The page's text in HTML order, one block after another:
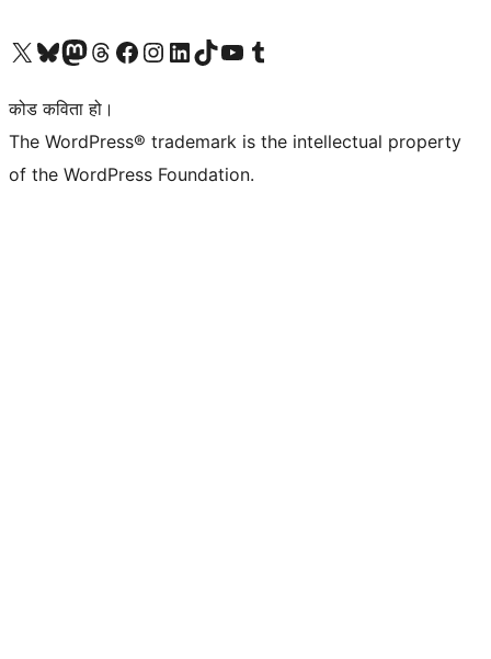
हाम्रो X (पहिले ट्विटर) खातामा जानुहोस्
हाम्रो Bluesky खाता भ्रमण गर्नुहोस्
हाम्रो म्यास्टोडन खाता भ्रमण गर्नुहोस्
हाम्रो थ्रेड्स खातामा जानुहोस्
हाम्रो फेसबुक पेजमा जानुहोस्
हाम्रो इन्स्टाग्राम खातामा जानुहोस्
हाम्रो लिङ्क्डइन खातामा जानुहोस्
हाम्रो TikTok खाता भ्रमण गर्नुहोस्
हाम्रो युट्युब च्यानलमा जानुहोस्
हाम्रो टम्बलर खाता भ्रमण गर्नुहोस्
कोड कविता हो।
The WordPress® trademark is the intellectual property
of the WordPress Foundation.